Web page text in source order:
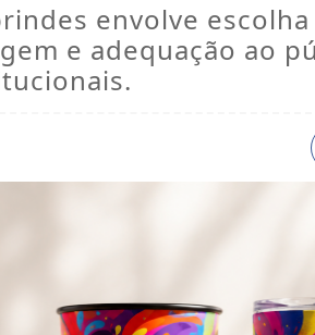
envolve
e adequação ao